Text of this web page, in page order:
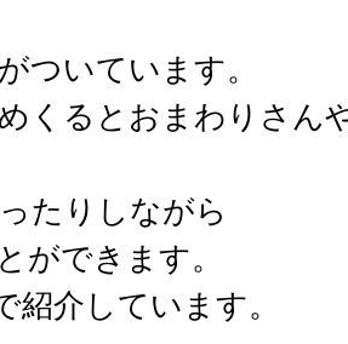
ついています。
くるとおまわりさん
たりしながら
ができます。
介しています。